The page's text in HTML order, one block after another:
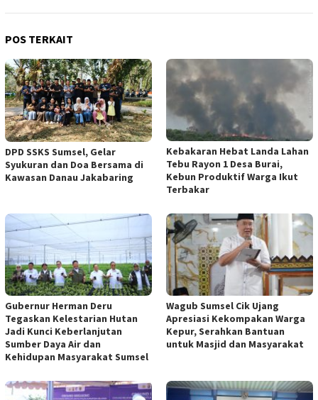
POS TERKAIT
DPD SSKS Sumsel, Gelar
Syukuran dan Doa Bersama di
Kawasan Danau Jakabaring
‎Kebakaran Hebat Landa Lahan
Tebu Rayon 1 Desa Burai,
Kebun Produktif Warga Ikut
Terbakar
Gubernur Herman Deru
Tegaskan Kelestarian Hutan
Jadi Kunci Keberlanjutan
Sumber Daya Air dan
Kehidupan Masyarakat Sumsel
Wagub Sumsel Cik Ujang
Apresiasi Kekompakan Warga
Kepur, Serahkan Bantuan
untuk Masjid dan Masyarakat